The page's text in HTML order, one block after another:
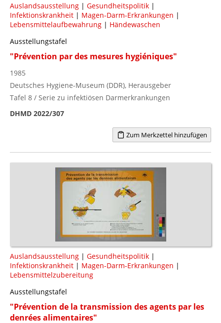
Auslandsausstellung | Gesundheitspolitik |
Infektionskrankheit | Magen-Darm-Erkrankungen |
Lebensmittelaufbewahrung | Händewaschen
Ausstellungstafel
"Prévention par des mesures hygiéniques"
1985
Deutsches Hygiene-Museum (DDR), Herausgeber
Tafel 8 / Serie zu infektiösen Darmerkrankungen
DHMD 2022/307
Zum Merkzettel hinzufügen
Auslandsausstellung | Gesundheitspolitik |
Infektionskrankheit | Magen-Darm-Erkrankungen |
Lebensmittelzubereitung
Ausstellungstafel
"Prévention de la transmission des agents par les
denrées alimentaires"